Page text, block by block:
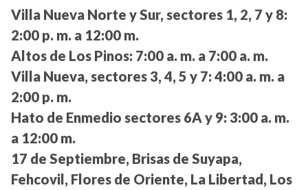
Villa Nueva Norte y Sur, sectores 1, 2, 7 y 8:
2:00 p. m. a 12:00 m.
Altos de Los Pinos: 7:00 a. m. a 7:00 a. m.
Villa Nueva, sectores 3, 4, 5 y 7: 4:00 a. m. a
2:00 p. m.
Hato de Enmedio sectores 6A y 9: 3:00 a. m.
a 12:00 m.
17 de Septiembre, Brisas de Suyapa,
Fehcovil, Flores de Oriente, La Libertad, Los